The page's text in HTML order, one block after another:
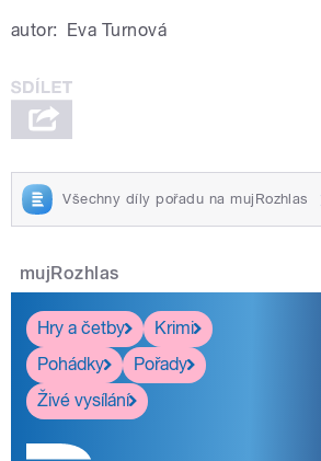
autor: Eva Turnová
Všechny díly pořadu na mujRozhlas
mujRozhlas
Hry a četby
Krimi
Pohádky
Pořady
Živé vysílání